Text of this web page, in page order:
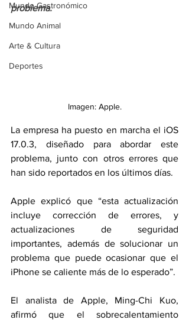
Mundo Gastronómico
Mundo Animal
Arte & Cultura
Deportes
problema.
Imagen: Apple.
La empresa ha puesto en marcha el iOS
17.0.3, diseñado para abordar este
problema, junto con otros errores que
han sido reportados en los últimos días.
Apple explicó que “esta actualización
incluye corrección de errores, y
actualizaciones de seguridad
importantes, además de solucionar un
problema que puede ocasionar que el
iPhone se caliente más de lo esperado”.
El analista de Apple, Ming-Chi Kuo,
afirmó que el sobrecalentamiento